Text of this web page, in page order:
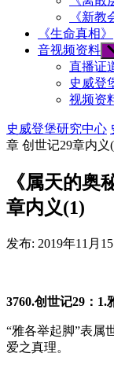
《新教
《生命真相》
音视频资料
直播证
史威登
视频资
史威登堡研究中心
章 创世记29章内义
《属天的奥
章内义(1)
发布: 2019年11月15
3760.创世记29：1.
“雅各举起脚”表属
爱之真理。